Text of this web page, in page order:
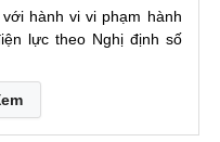
hành vi vi phạm hành
lực theo Nghị định số